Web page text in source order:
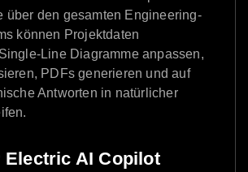
über den gesamten Engineering-
können Projektdaten
Line Diagramme anpassen,
PDFs generieren und auf
Antworten in natürlicher
Electric AI Copilot